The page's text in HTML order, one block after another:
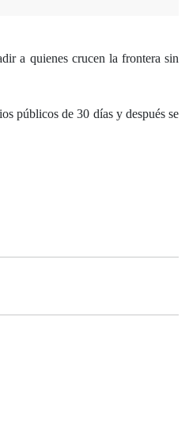
a quienes crucen la frontera sin
públicos de 30 días y después se